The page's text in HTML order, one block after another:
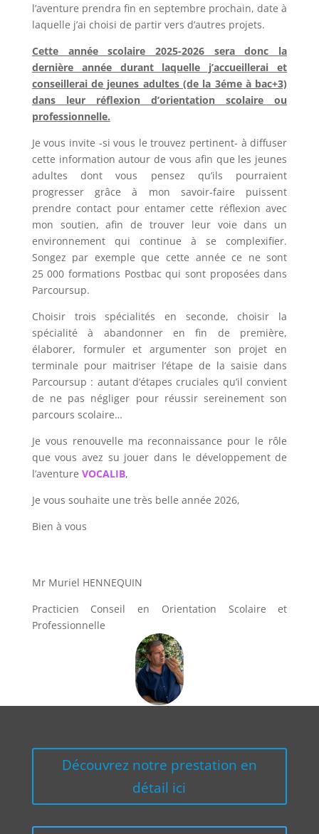
l’aventure prendra fin en septembre prochain, date à
laquelle j’ai choisi de partir vers d’autres projets.
Cette année scolaire 2025-2026 sera donc la
dernière année durant laquelle j’accueillerai et
conseillerai de jeunes adultes (de la 3éme à bac+3)
dans leur réflexion d’orientation scolaire ou
professionnelle.
Je vous invite -si vous le trouvez pertinent- à diffuser
cette information autour de vous afin que les jeunes
adultes dont vous pensez qu’ils pourraient
progresser grâce à mon savoir-faire puissent
prendre contact pour entamer cette réflexion avec
mon soutien, afin de trouver leur voie dans un
environnement qui continue à se complexifier.
Songez par exemple que cette année ce ne sont
25 000 formations Postbac qui sont proposées dans
Parcoursup.
Choisir trois spécialités en seconde, choisir la
spécialité à abandonner en fin de première,
élaborer, formuler et argumenter son projet en
terminale pour maitriser l’étape de la saisie dans
Parcoursup : autant d’étapes cruciales qu’il convient
de ne pas négliger pour réussir sereinement son
parcours scolaire…
Je vous renouvelle ma reconnaissance pour le rôle
que vous avez su jouer dans le développement de
l’aventure VOCALIB,
Je vous souhaite une très belle année 2026,
Bien à vous
Mr Muriel HENNEQUIN
Practicien Conseil en Orientation Scolaire et
Professionnelle
Découvrez notre prestation en
détail ici